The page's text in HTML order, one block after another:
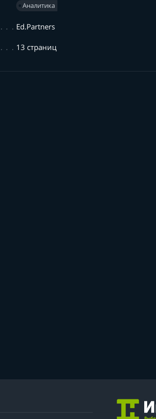
Аналитика
Ed.Partners
13 страниц